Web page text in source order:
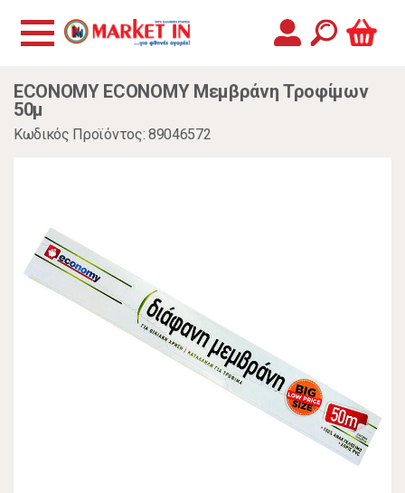
ECONOMY ECONOMY Μεμβράνη Τροφίμων
50μ
Κωδικός Προϊόντος: 89046572